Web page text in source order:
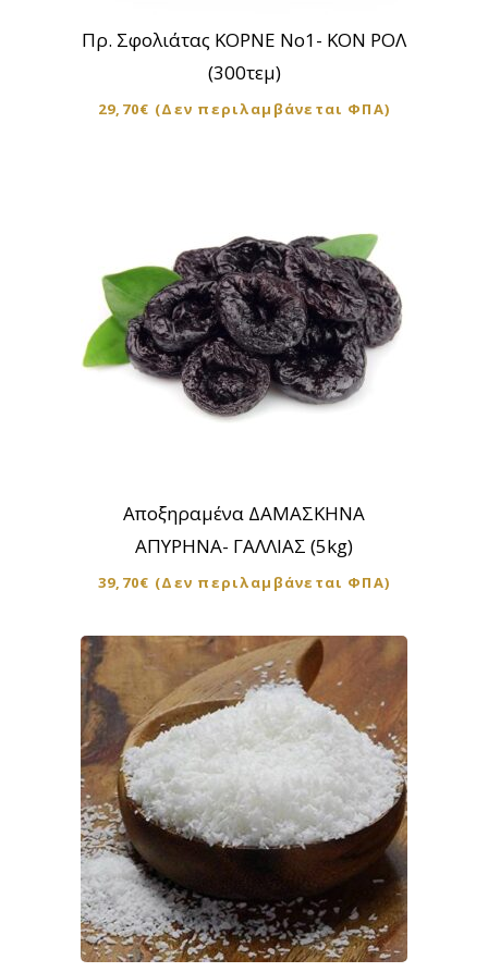
Πρ. Σφολιάτας ΚΟΡΝΕ Νο1- ΚΟΝ ΡΟΛ
(300τεμ)
29,70€ (Δεν περιλαμβάνεται ΦΠΑ)
Αποξηραμένα ΔΑΜΑΣΚΗΝΑ
ΑΠΥΡΗΝΑ- ΓΑΛΛΙΑΣ (5kg)
39,70€ (Δεν περιλαμβάνεται ΦΠΑ)
Αυτό
το